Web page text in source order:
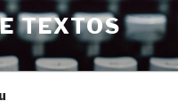
TEXTOS